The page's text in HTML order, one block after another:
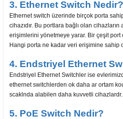
3. Ethernet Switch Nedir?
Ethernet switch üzerinde birçok porta
cihazıdır. Bu portlara bağlı olan cihazların
erişimlerini yönetmeye yarar. Bir çeşit port
Hangi porta ne kadar veri erişimine sahip
4. Endstriyel Ethernet
Endstriyel Ethernet Switchler ise
ethernet switchlerden ok daha ar ortam
scaklnda alabilen daha kuvvetli cihazlardr.
5. PoE Switch Nedir?